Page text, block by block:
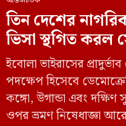
তিন দেশের
ভিসা স্থগিত
ইবোলা ভাইরাসের
পদক্ষেপ হিসেবে
কঙ্গো, উগান্ডা এবং দক্ষিণ
ওপর ভ্রমণ নিষেধাজ্ঞা